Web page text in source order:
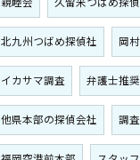
親睦会 久留米つばめ探
北九州つばめ探偵社 岡
イカサマ調査 弁護士推奨
他県本部の探偵会社 調